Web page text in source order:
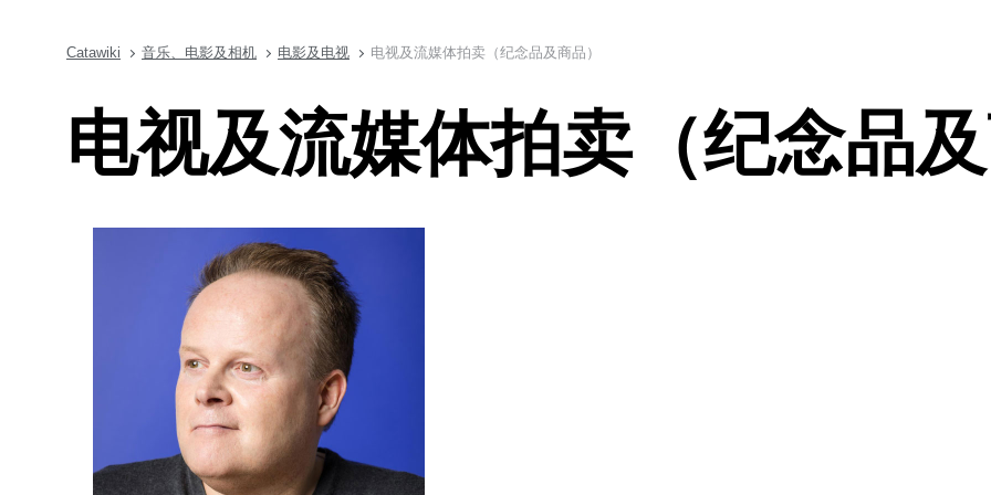
Catawiki 音乐、电影及相机 电影及电视 电视及流媒体拍卖（纪念品及商品）
电视及流媒体拍卖（纪念品